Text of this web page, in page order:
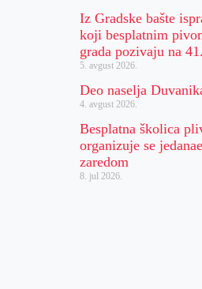
Iz Gradske bašte
koji besplatnim
grada pozivaju na
5. avgust 2026.
Deo naselja
4. avgust 2026.
Besplatna školica
organizuje se
zaredom
8. jul 2026.